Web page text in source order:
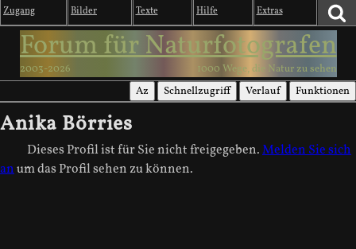
Zugang Bilder Texte Hilfe Extras
Forum für Naturfotografen
2003-2026 1000 Wege, die Natur zu sehen
Az Schnellzugriff Verlauf Funktionen
Anika Börries
Dieses Profil ist für Sie nicht freigegeben.Melden Sie sich
anum das Profil sehen zu können.